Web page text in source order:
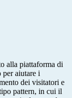
alla piattaforma di
aiutare i
dei visitatori e
pattern, in cui il